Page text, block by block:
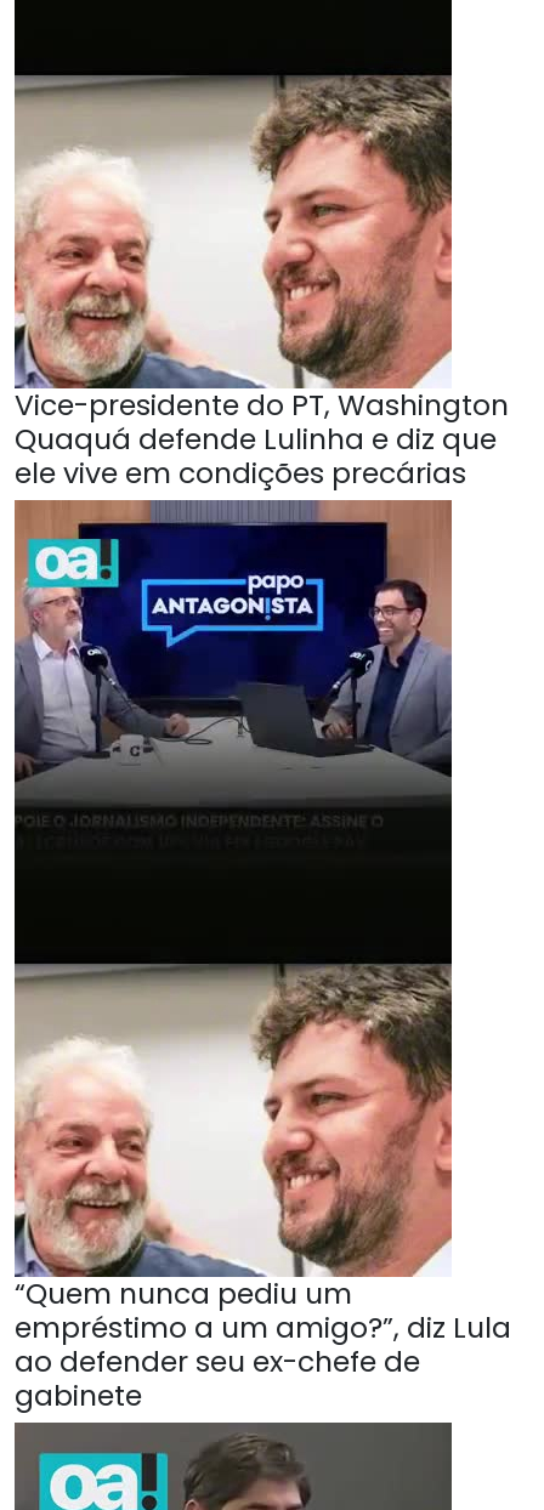
Vice-presidente do PT, Washington
Quaquá defende Lulinha e diz que
ele vive em condições precárias
“Quem nunca pediu um
empréstimo a um amigo?”, diz Lula
ao defender seu ex-chefe de
gabinete